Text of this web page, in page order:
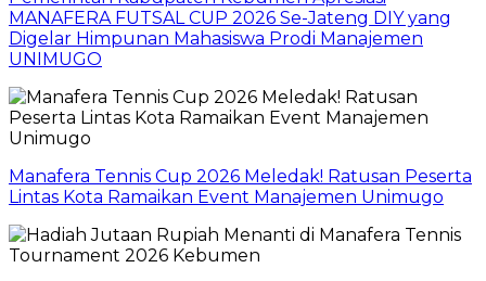
MANAFERA FUTSAL CUP 2026 Se-Jateng DIY yang
Digelar Himpunan Mahasiswa Prodi Manajemen
UNIMUGO
Manafera Tennis Cup 2026 Meledak! Ratusan Peserta
Lintas Kota Ramaikan Event Manajemen Unimugo